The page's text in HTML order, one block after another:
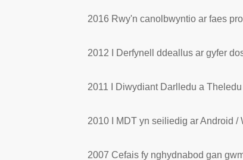
2016 Rwy'n canolbwyntio ar faes
2012 I Derfynell ddeallus ar gyfer
2011 I Diwydiant Darlledu a
2010 I MDT yn seiliedig ar Android
2007 Cefais fy nghydnabod gan